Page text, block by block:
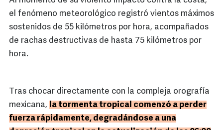
el fenómeno meteorológico registró vientos máximos
sostenidos de 55 kilómetros por hora, acompañados
de rachas destructivas de hasta 75 kilómetros por
hora.
Tras chocar directamente con la compleja orografía
mexicana, la tormenta tropical comenzó a perder
fuerza rápidamente, degradándose a una